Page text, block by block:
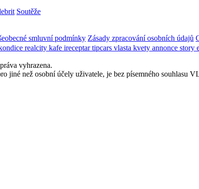
Soutěže
smluvní podmínky Zásady zpracování osobních údajů
realcity kafe ireceptartipcars vlasta kvety annonce story
vyhrazena.
jiné než osobní účely uživatele, je bez písemného